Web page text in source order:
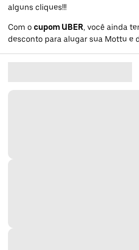
alguns cliques!!!
Com o cupom UBER, você ainda
desconto para alugar sua Mottu e